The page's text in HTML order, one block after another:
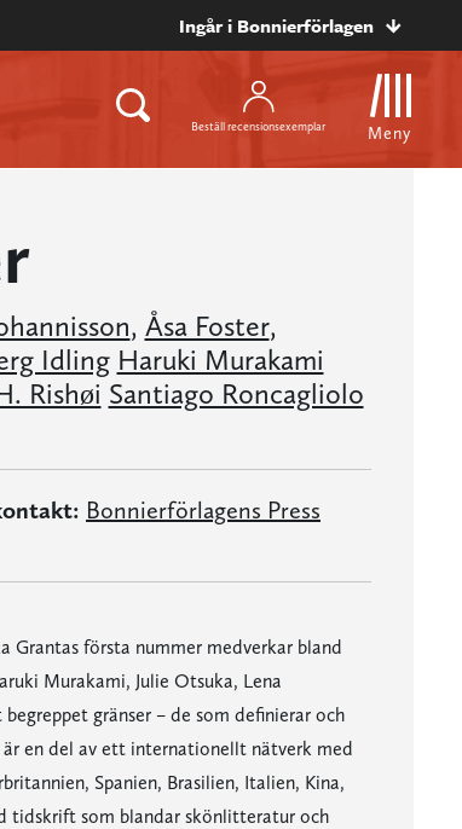
Ingår i Bonnierförlagen
Beställ recensionsexemplar Meny
, Åsa Foster,
Idling Haruki Murakami
Rishøi Santiago Roncagliolo
Bonnierförlagens Press
första nummer medverkar bland
Murakami, Julie Otsuka, Lena
gränser – de som definierar och
en del av ett internationellt nätverk med
Spanien, Brasilien, Italien, Kina,
tidskrift som blandar skönlitteratur och